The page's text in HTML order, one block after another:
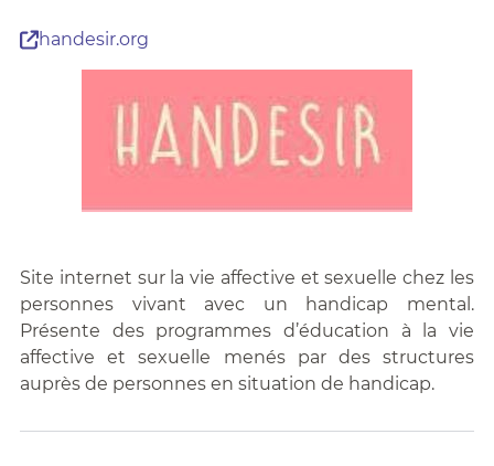
handesir.org
Site internet sur la vie affective et sexuelle chez les
personnes vivant avec un handicap mental.
Présente des programmes d’éducation à la vie
affective et sexuelle menés par des structures
auprès de personnes en situation de handicap.